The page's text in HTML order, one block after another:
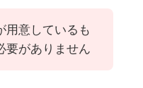
用意しているも
要がありません